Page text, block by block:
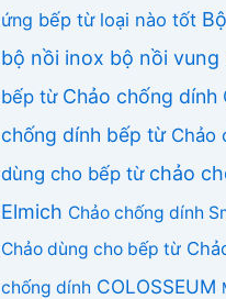
ứng bếp từ loại nào tốt
bộ nồi inox bộ nồi vung
bếp từ Chảo chống dính
chống dính bếp từ Chảo
dùng cho bếp từ chảo
Elmich Chảo chống dính
Chảo dùng cho bếp từ
chống dính COLOSSEUM